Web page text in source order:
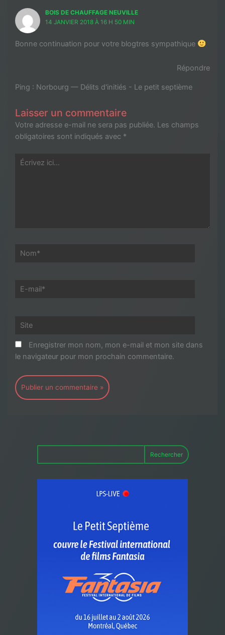
BOIS DE CHAUFFAGE NEUVILLE
14 JANVIER 2018 À 16 H 50 MIN
Bonne continuation pour votre blogtres sympathique
Répondre
Ping : Norbourg — Délits d'initiés - Le petit septième
Laisser un commentaire
Votre adresse e-mail ne sera pas publiée. Les champs
obligatoires sont indiqués avec *
Écrivez
Nom*
E-
Site
Enregistrer mon nom, mon e-mail et mon site dans
le navigateur pour mon prochain commentaire.
Rechercher